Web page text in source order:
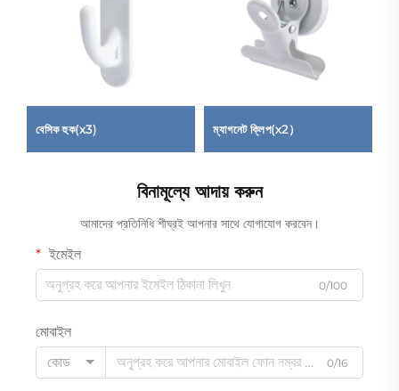
বেসিক হুক(x3) ম্যাগনেট ক্লিপ(x2）
বিনামূল্যে আদায় করুন
আমাদের প্রতিনিধি শীঘ্রই আপনার সাথে যোগাযোগ করবেন।
ইমেইল
0/100
মোবাইল
কোড
0/16